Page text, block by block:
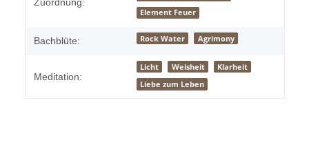
Element Feuer
Bachblüte: Rock Water Agrimony
Meditation:
Licht Weisheit
Klarheit
Liebe zum Leben